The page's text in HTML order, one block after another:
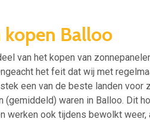
Balloo
van het kopen van
het feit dat wij met
een van de beste landen voor
(gemiddeld) waren in Balloo. Dit
werken ook tijdens bewolkt